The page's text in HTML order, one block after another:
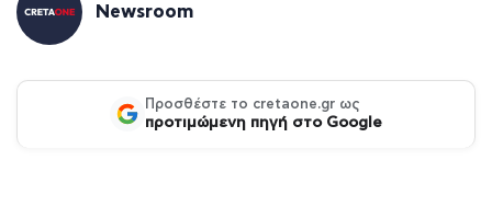
Newsroom
Προσθέστε το cretaone.gr ως
προτιμώμενη πηγή στο Google